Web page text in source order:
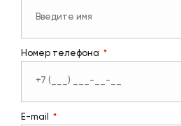
Номер телефона
E-mail